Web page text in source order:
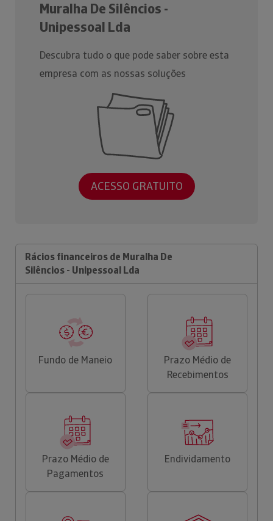
Muralha De Silêncios -
Unipessoal Lda
Descubra tudo o que pode saber sobre esta
empresa com as nossas soluções
ACESSO GRATUITO
Rácios financeiros de Muralha De
Silêncios - Unipessoal Lda
Fundo de Maneio
Prazo Médio de
Recebimentos
Prazo Médio de
Pagamentos
Endividamento